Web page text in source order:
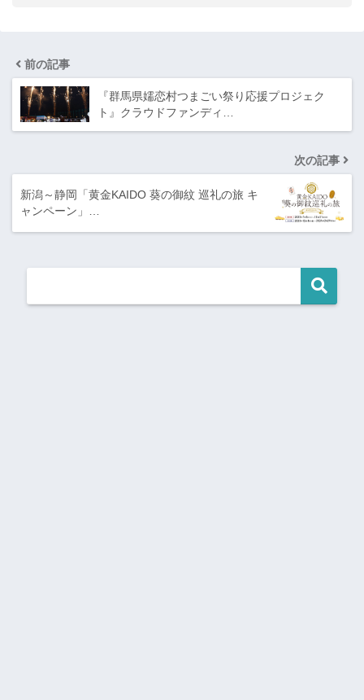
前の記事
『群馬県嬬恋村つまごい祭り応援プロジェク
ト』クラウドファンディ…
次の記事
新潟～静岡「黄金KAIDO 葵の御紋 巡礼の旅 キ
ャンペーン」…